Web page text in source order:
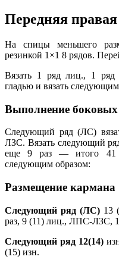
Передняя правая
На спицы меньшего
резинкой 1×1 8 рядов.
Вязать 1 ряд лиц., 1 ряд
гладью и вязать
Выполнение боковых
Следующий ряд (ЛС)
ЛЗС. Вязать следующий
еще 9 раз — итого 41
следующим образом:
Размещение кармана
Следующий ряд (ЛС) 13
раз, 9 (11) лиц., ЛПС-ЛЗС,
Следующий ряд 12(14)
(15) изн.